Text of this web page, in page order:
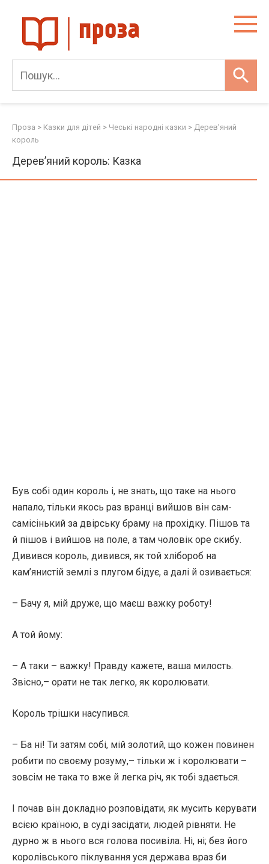
content
Проза > Казки для дітей > Чеські народні казки > Дерев’яний
король
Дерев’яний король: Казка
Був собі один король і, не знать, що таке на нього
напало, тільки якось раз вранці вийшов він сам-
самісінький за двірську браму на прохідку. Пішов та
й пішов і вийшов на поле, а там чоловік оре скибу.
Дивився король, дивився, як той хлібороб на
кам’янистій землі з плугом бідує, а далі й озивається:
– Бачу я, мій друже, що маєш важку роботу!
А той йому:
– А таки – важку! Правду кажете, ваша милость.
Звісно,– орати не так легко, як королювати.
Король трішки насупився.
– Ба ні! Ти затям собі, мій золотий, що кожен повинен
робити по своєму розуму,– тільки ж і королювати –
зовсім не така то вже й легка річ, як тобі здається.
І почав він докладно розповідати, як мусить керувати
всією країною, в суді засідати, людей рівняти. Не
дурно ж в нього вся голова посивіла. Ні, ні; без його
королівського піклування уся держава враз би